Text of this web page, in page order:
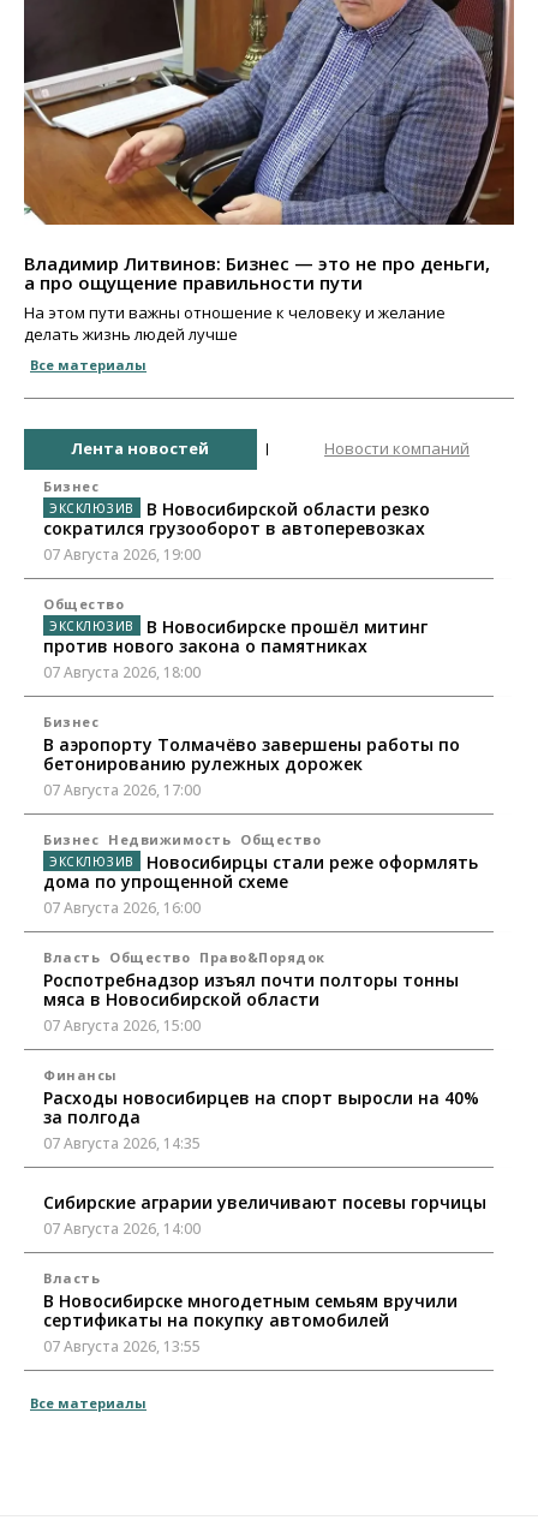
Владимир Литвинов: Бизнес — это не про деньги,
а про ощущение правильности пути
На этом пути важны отношение к человеку и желание
делать жизнь людей лучше
Все материалы
Лента новостей Новости компаний
Бизнес
В Новосибирской области резко
сократился грузооборот в автоперевозках
07 Августа 2026, 19:00
Общество
В Новосибирске прошёл митинг
против нового закона о памятниках
07 Августа 2026, 18:00
Бизнес
В аэропорту Толмачёво завершены работы по
бетонированию рулежных дорожек
07 Августа 2026, 17:00
Бизнес Недвижимость Общество
Новосибирцы стали реже оформлять
дома по упрощенной схеме
07 Августа 2026, 16:00
Власть Общество Право&Порядок
Роспотребнадзор изъял почти полторы тонны
мяса в Новосибирской области
07 Августа 2026, 15:00
Финансы
Расходы новосибирцев на спорт выросли на 40%
за полгода
07 Августа 2026, 14:35
Сибирские аграрии увеличивают посевы горчицы
07 Августа 2026, 14:00
Власть
В Новосибирске многодетным семьям вручили
сертификаты на покупку автомобилей
07 Августа 2026, 13:55
Треть автовладельцев в Новосибирской области
Все материалы